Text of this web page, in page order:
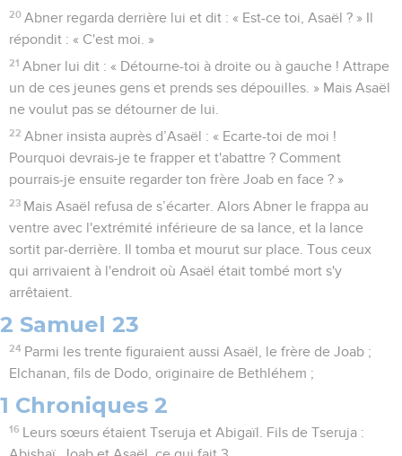
20 Abner regarda derrière lui et dit : « Est-ce toi, Asaël ? » Il
répondit : « C'est moi. »
21 Abner lui dit : « Détourne-toi à droite ou à gauche ! Attrape
un de ces jeunes gens et prends ses dépouilles. » Mais Asaël
ne voulut pas se détourner de lui.
22 Abner insista auprès d’Asaël : « Ecarte-toi de moi !
Pourquoi devrais-je te frapper et t'abattre ? Comment
pourrais-je ensuite regarder ton frère Joab en face ? »
23 Mais Asaël refusa de s’écarter. Alors Abner le frappa au
ventre avec l'extrémité inférieure de sa lance, et la lance
sortit par-derrière. Il tomba et mourut sur place. Tous ceux
qui arrivaient à l'endroit où Asaël était tombé mort s'y
arrêtaient.
2 Samuel 23
24 Parmi les trente figuraient aussi Asaël, le frère de Joab ;
Elchanan, fils de Dodo, originaire de Bethléhem ;
1 Chroniques 2
16
Leurs sœurs étaient Tseruja et Abigaïl. Fils de Tseruja :